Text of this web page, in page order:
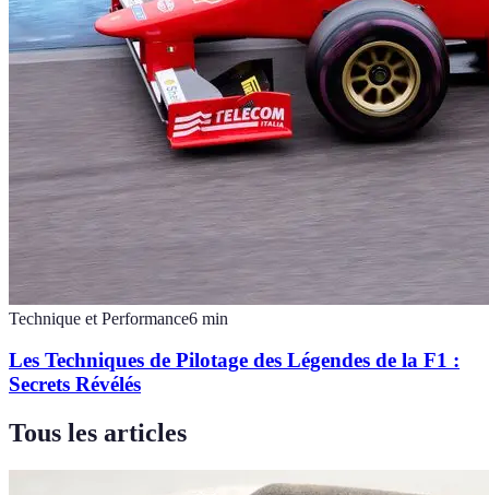
Technique et Performance6 min
Les Techniques de Pilotage des Légendes de la F1 :
Secrets Révélés
Tous les articles